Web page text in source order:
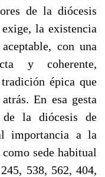
de la diócesis
la existencia
con una
y coherente,
épica que
En esa gesta
de la diócesis de
importancia a la
sede habitual
538, 562, 404,